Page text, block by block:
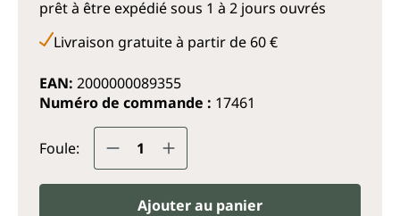
prêt à être expédié sous 1 à 2 jours ouvrés
Livraison gratuite à partir de 60 €
EAN: 2000000089355
Numéro de commande : 17461
Foule: Quantité de produit : Entrez la
Ajouter au panier